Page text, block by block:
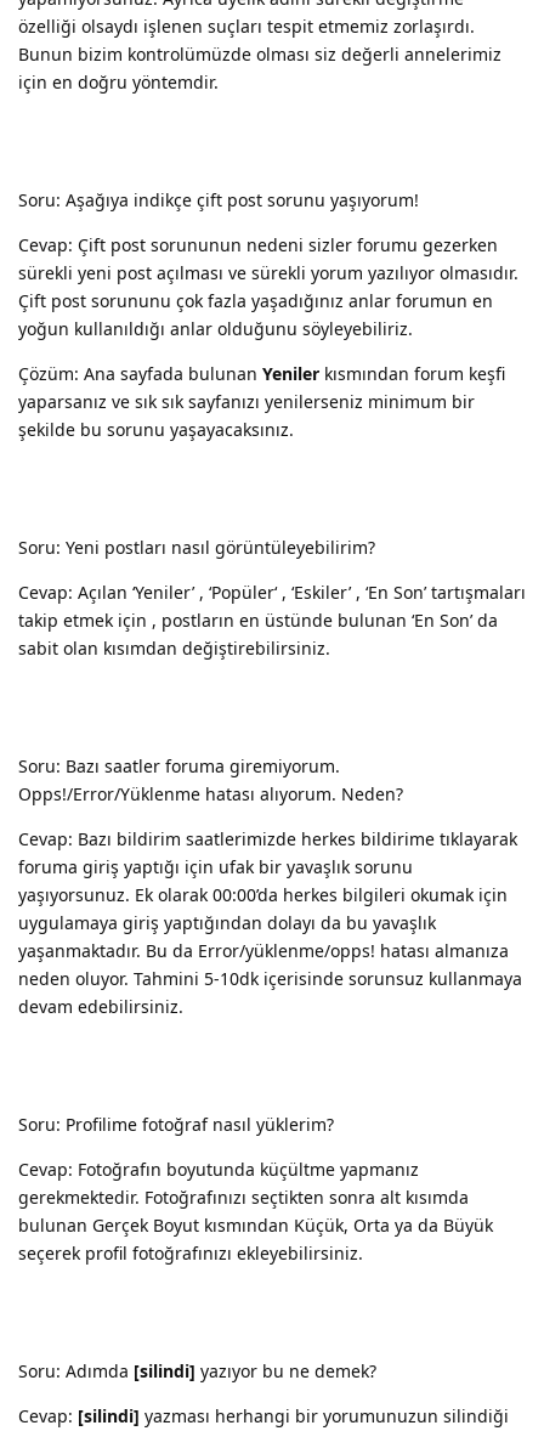
özelliği olsaydı işlenen suçları tespit etmemiz zorlaşırdı.
Bunun bizim kontrolümüzde olması siz değerli annelerimiz
için en doğru yöntemdir.
Soru: Aşağıya indikçe çift post sorunu yaşıyorum!
Cevap: Çift post sorununun nedeni sizler forumu gezerken
sürekli yeni post açılması ve sürekli yorum yazılıyor olmasıdır.
Çift post sorununu çok fazla yaşadığınız anlar forumun en
yoğun kullanıldığı anlar olduğunu söyleyebiliriz.
Çözüm: Ana sayfada bulunan Yeniler kısmından forum keşfi
yaparsanız ve sık sık sayfanızı yenilerseniz minimum bir
şekilde bu sorunu yaşayacaksınız.
Soru: Yeni postları nasıl görüntüleyebilirim?
Cevap: Açılan ‘Yeniler’ , ‘Popüler‘ , ‘Eskiler’ , ‘En Son’ tartışmaları
takip etmek için , postların en üstünde bulunan ‘En Son’ da
sabit olan kısımdan değiştirebilirsiniz.
Soru: Bazı saatler foruma giremiyorum.
Opps!/Error/Yüklenme hatası alıyorum. Neden?
Cevap: Bazı bildirim saatlerimizde herkes bildirime tıklayarak
foruma giriş yaptığı için ufak bir yavaşlık sorunu
yaşıyorsunuz. Ek olarak 00:00’da herkes bilgileri okumak için
uygulamaya giriş yaptığından dolayı da bu yavaşlık
yaşanmaktadır. Bu da Error/yüklenme/opps! hatası almanıza
neden oluyor. Tahmini 5-10dk içerisinde sorunsuz kullanmaya
devam edebilirsiniz.
Soru: Profilime fotoğraf nasıl yüklerim?
Cevap: Fotoğrafın boyutunda küçültme yapmanız
gerekmektedir. Fotoğrafınızı seçtikten sonra alt kısımda
bulunan Gerçek Boyut kısmından Küçük, Orta ya da Büyük
seçerek profil fotoğrafınızı ekleyebilirsiniz.
Soru: Adımda [silindi] yazıyor bu ne demek?
Cevap: [silindi] yazması herhangi bir yorumunuzun silindiği